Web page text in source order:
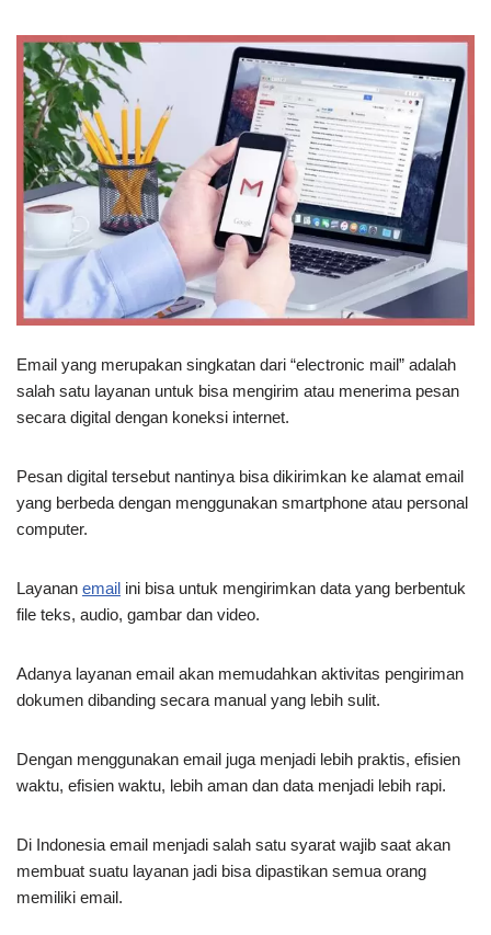
Email yang merupakan singkatan dari “electronic mail” adalah
salah satu layanan untuk bisa mengirim atau menerima pesan
secara digital dengan koneksi internet.
Pesan digital tersebut nantinya bisa dikirimkan ke alamat email
yang berbeda dengan menggunakan smartphone atau personal
computer.
Layanan email ini bisa untuk mengirimkan data yang berbentuk
file teks, audio, gambar dan video.
Adanya layanan email akan memudahkan aktivitas pengiriman
dokumen dibanding secara manual yang lebih sulit.
Dengan menggunakan email juga menjadi lebih praktis, efisien
waktu, efisien waktu, lebih aman dan data menjadi lebih rapi.
Di Indonesia email menjadi salah satu syarat wajib saat akan
membuat suatu layanan jadi bisa dipastikan semua orang
memiliki email.